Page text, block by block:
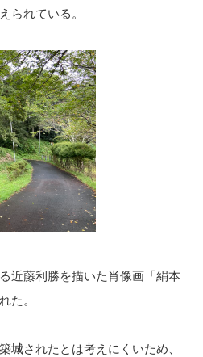
られている。
近藤利勝を描いた肖像画「絹本
た。
城されたとは考えにくいため、